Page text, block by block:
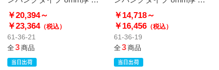
ンティークゴールド〔スト
エキオリジナル〕
￥20,394～
￥23,364（税込）
61-36-21
全3商品
ンティークゴールド〔スト
エキオリジナル〕
￥14,718～
￥16,456（税込）
61-36-19
全3商品